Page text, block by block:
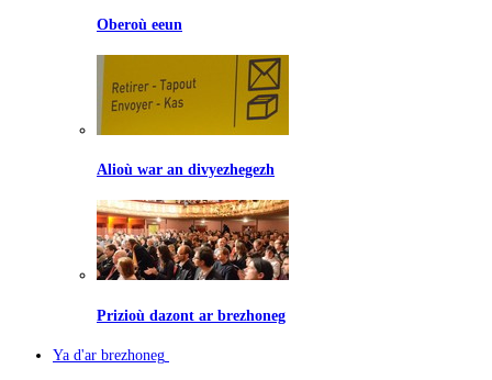
Oberoù eeun
Alioù war an divyezhegezh
Prizioù dazont ar brezhoneg
Ya d'ar brezhoneg